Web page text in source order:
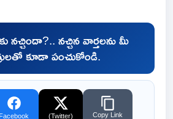
నచ్చిందా?.. నచ్చిన వార్తలను మీ
కూడా పంచుకోండి.
Facebook (Twitter) Copy Link